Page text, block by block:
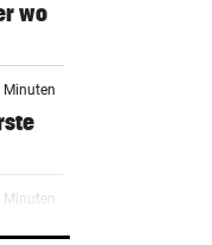
wo
Minuten
Minuten